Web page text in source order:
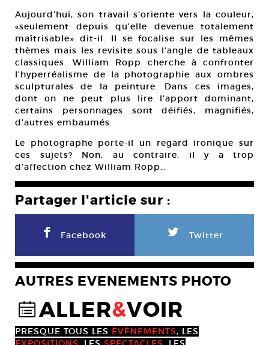
Aujourd’hui, son travail s’oriente vers la couleur,
«seulement depuis qu’elle devenue totalement
maîtrisable» dit-il. Il se focalise sur les mêmes
thèmes mais les revisite sous l’angle de tableaux
classiques. William Ropp cherche à confronter
l’hyperréalisme de la photographie aux ombres
sculpturales de la peinture. Dans ces images,
dont on ne peut plus lire l’apport dominant,
certains personnages sont déifiés, magnifiés,
d’autres embaumés.
Le photographe porte-il un regard ironique sur
ces sujets? Non, au contraire, il y a trop
d’affection chez William Ropp…
Partager l'article sur :
F Facebook L Twitter
AUTRES EVENEMENTS PHOTO
@ALLER&VOIR
PRESQUE TOUS LES ÉVÈNEMENTS, LES